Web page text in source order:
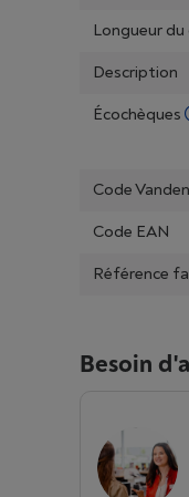
Longueur du
Description
Écochèques
Code
Code EAN
Référence
Besoin